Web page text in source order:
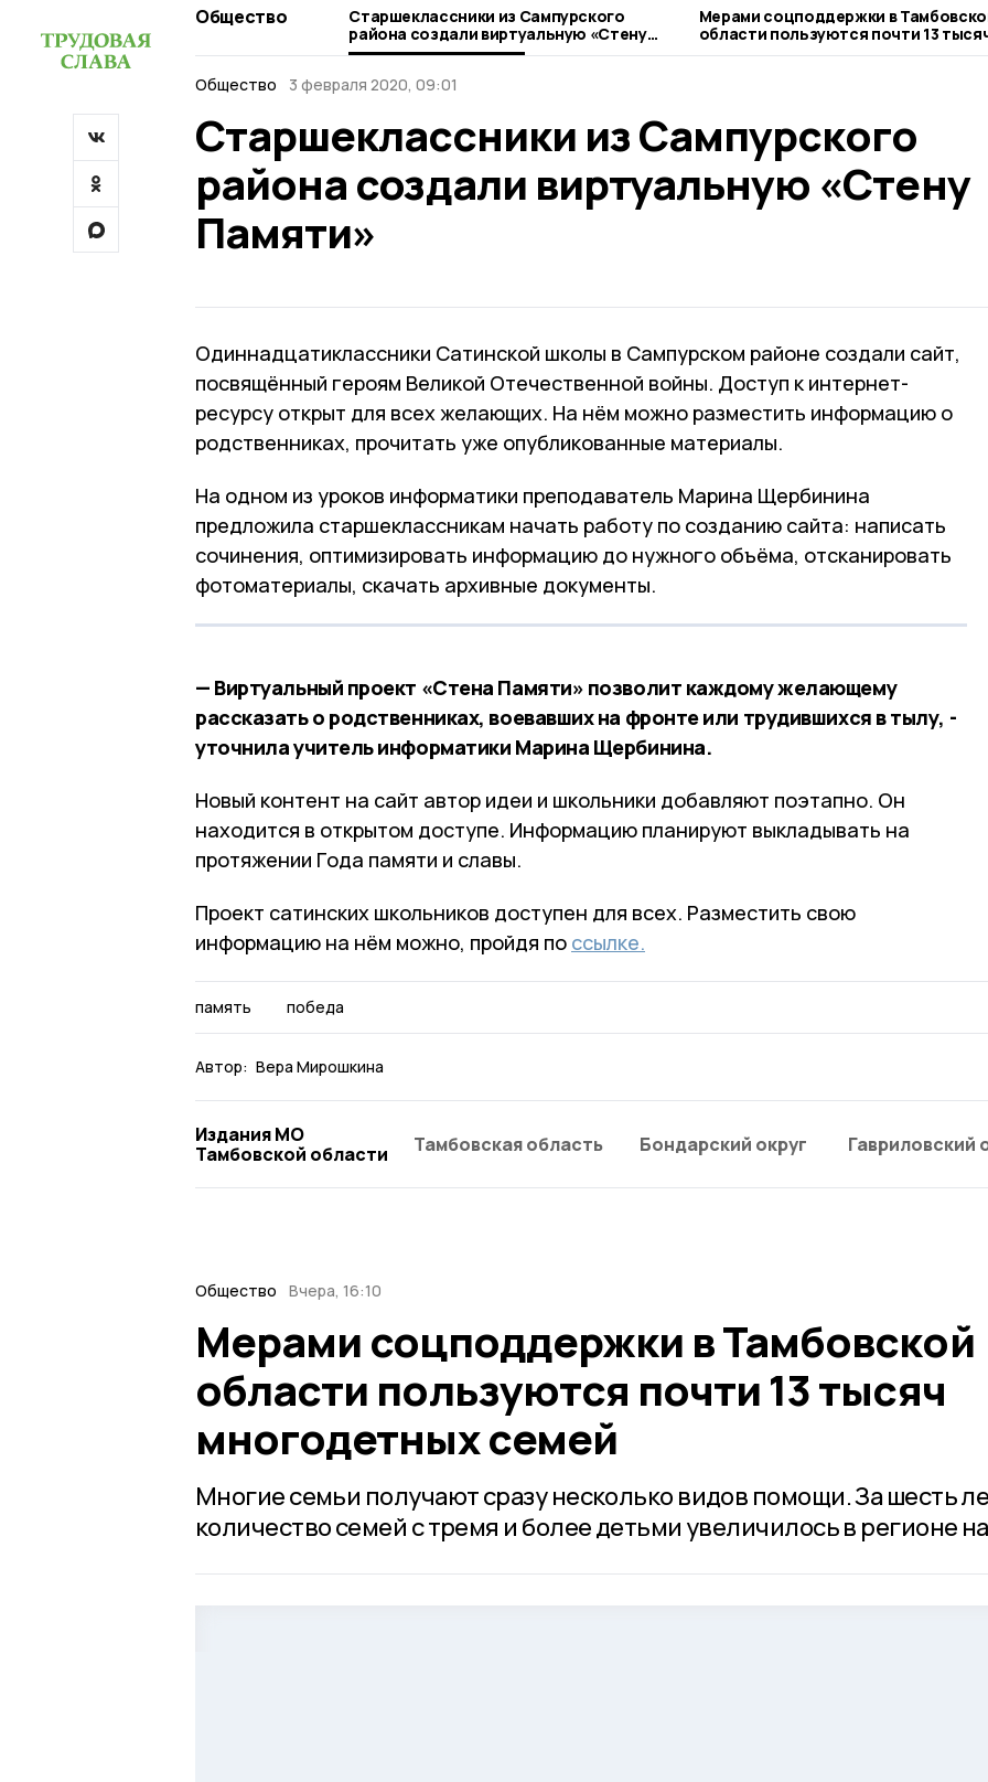
Общество
Старшеклассники из Сампурского
района создали виртуальную «Стену
Памяти»
Мерами соцподдержки в
области пользуются почти 13
многодетных семей
Общество 3 февраля 2020, 09:01
Старшеклассники из Сампурского
района создали виртуальную «Стену
Памяти»
Одиннадцатиклассники Сатинской школы в Сампурском районе создали сайт,
посвящённый героям Великой Отечественной войны. Доступ к интернет-
ресурсу открыт для всех желающих. На нём можно разместить информацию о
родственниках, прочитать уже опубликованные материалы.
На одном из уроков информатики преподаватель Марина Щербинина
предложила старшеклассникам начать работу по созданию сайта: написать
сочинения, оптимизировать информацию до нужного объёма, отсканировать
фотоматериалы, скачать архивные документы.
— Виртуальный проект «Стена Памяти» позволит каждому желающему
рассказать о родственниках, воевавших на фронте или трудившихся в тылу, -
уточнила учитель информатики Марина Щербинина.
Новый контент на сайт автор идеи и школьники добавляют поэтапно. Он
находится в открытом доступе. Информацию планируют выкладывать на
протяжении Года памяти и славы.
Проект сатинских школьников доступен для всех. Разместить свою
информацию на нём можно, пройдя по ссылке.
память победа
Автор: Вера Мирошкина
Издания МО
Тамбовской области
Тамбовская область Бондарский округ Гавриловский
Общество Вчера, 16:10
Мерами соцподдержки в Тамбовской
области пользуются почти 13 тысяч
многодетных семей
Многие семьи получают сразу несколько видов помощи. За шесть
количество семей с тремя и более детьми увеличилось в регионе на